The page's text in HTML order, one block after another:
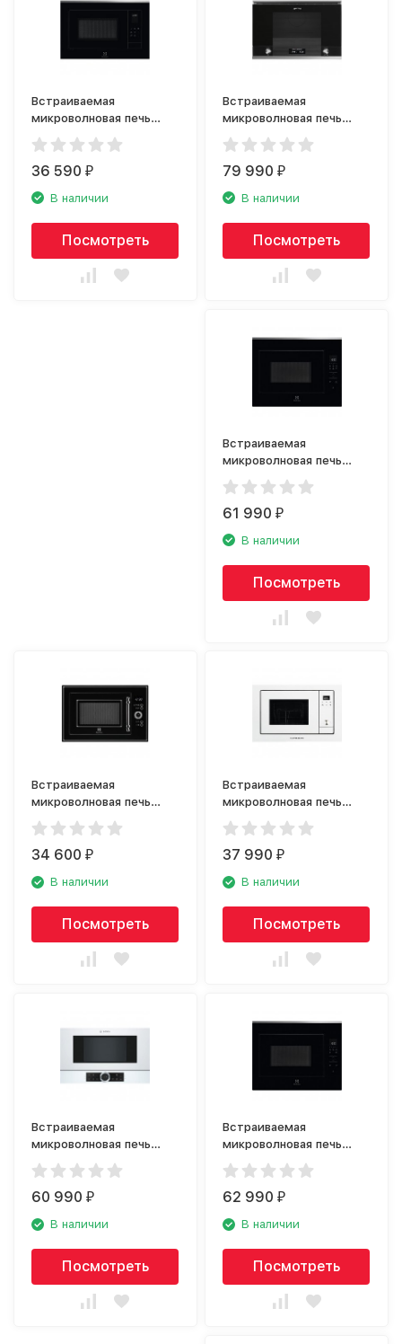
Встраиваемая
микроволновая печь
Electrolux LMS4253TMX
36 590₽
В наличии
Посмотреть
Встраиваемая
микроволновая печь
Smeg MP122N1 Linea
79 990₽
В наличии
Посмотреть
Встраиваемая
микроволновая печь
Electrolux KMFD264TEX
61 990₽
В наличии
Посмотреть
Встраиваемая
микроволновая печь
Electrolux EMT25203K
rococo
34 600₽
В наличии
Посмотреть
Встраиваемая
микроволновая печь
Kuppersberg HMW 655 W
37 990₽
В наличии
Посмотреть
Встраиваемая
микроволновая печь
Bosch BFL 634GW1
60 990₽
В наличии
Посмотреть
Встраиваемая
микроволновая печь
Electrolux KMFE264TEX
62 990₽
В наличии
Посмотреть